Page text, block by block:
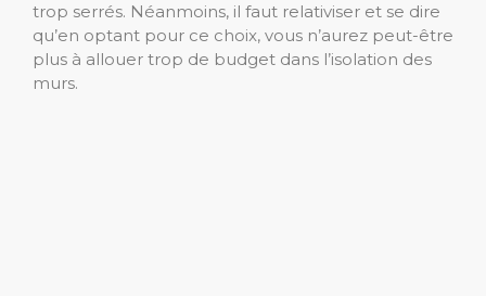
trop serrés. Néanmoins, il faut relativiser et se dire
qu’en optant pour ce choix, vous n’aurez peut-être
plus à allouer trop de budget dans l’isolation des
murs.